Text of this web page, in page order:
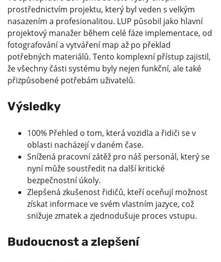
prostřednictvím projektu, který byl veden s velkým
nasazením a profesionalitou. LUP působil jako hlavní
projektový manažer během celé fáze implementace, od
fotografování a vytváření map až po překlad
potřebných materiálů. Tento komplexní přístup zajistil,
že všechny části systému byly nejen funkční, ale také
přizpůsobené potřebám uživatelů.
Výsledky
100% Přehled o tom, která vozidla a řidiči se v
oblasti nacházejí v daném čase.
Snížená pracovní zátěž pro náš personál, který se
nyní může soustředit na další kritické
bezpečnostní úkoly.
Zlepšená zkušenost řidičů, kteří oceňují možnost
získat informace ve svém vlastním jazyce, což
snižuje zmatek a zjednodušuje proces vstupu.
Budoucnost a zlepšení